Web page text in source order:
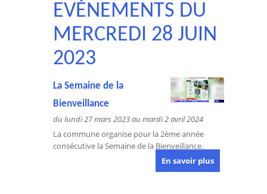
EVÉNEMENTS DU
MERCREDI 28 JUIN
2023
La Semaine de la
Bienveillance
du lundi 27 mars 2023 au mardi 2 avril 2024
La commune organise pour la 2ème année
consécutive la Semaine de la Bienveillance.
En savoir plus